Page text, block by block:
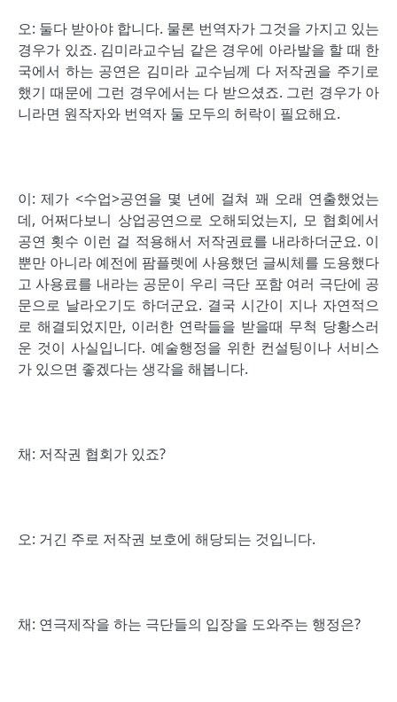
오: 둘다 받아야 합니다. 물론 번역자가 그것을 가지고 있는
경우가 있죠. 김미라교수님 같은 경우에 아라발을 할 때 한
국에서 하는 공연은 김미라 교수님께 다 저작권을 주기로
했기 때문에 그런 경우에서는 다 받으셨죠. 그런 경우가 아
니라면 원작자와 번역자 둘 모두의 허락이 필요해요.
이: 제가 <수업>공연을 몇 년에 걸쳐 꽤 오래 연출했었는
데, 어쩌다보니 상업공연으로 오해되었는지, 모 협회에서
공연 횟수 이런 걸 적용해서 저작권료를 내라하더군요. 이
뿐만 아니라 예전에 팜플렛에 사용했던 글씨체를 도용했다
고 사용료를 내라는 공문이 우리 극단 포함 여러 극단에 공
문으로 날라오기도 하더군요. 결국 시간이 지나 자연적으
로 해결되었지만, 이러한 연락들을 받을때 무척 당황스러
운 것이 사실입니다. 예술행정을 위한 컨설팅이나 서비스
가 있으면 좋겠다는 생각을 해봅니다.
채: 저작권 협회가 있죠?
오: 거긴 주로 저작권 보호에 해당되는 것입니다.
채: 연극제작을 하는 극단들의 입장을 도와주는 행정은?